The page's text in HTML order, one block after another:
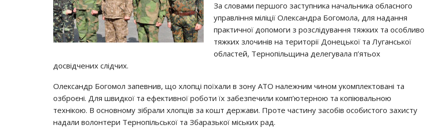
За словами першого заступника начальника обласного
управління міліції Олександра Богомола, для надання
практичної допомоги з розслідування тяжких та особливо
тяжких злочинів на території Донецької та Луганської
областей, Тернопільщина делегувала п’ятьох
досвідчених слідчих.
Олександр Богомол запевнив, що хлопці поїхали в зону АТО належним чином укомплектовані та
озброєні. Для швидкої та ефективної роботи їх забезпечили комп’ютерною та копіювальною
технікою. В основному зібрали хлопців за кошт держави. Проте частину засобів особистого захисту
надали волонтери Тернопільської та Збаразької міських рад.